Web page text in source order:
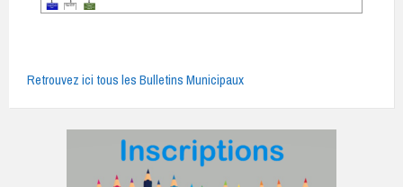
Retrouvez ici tous les Bulletins Municipaux